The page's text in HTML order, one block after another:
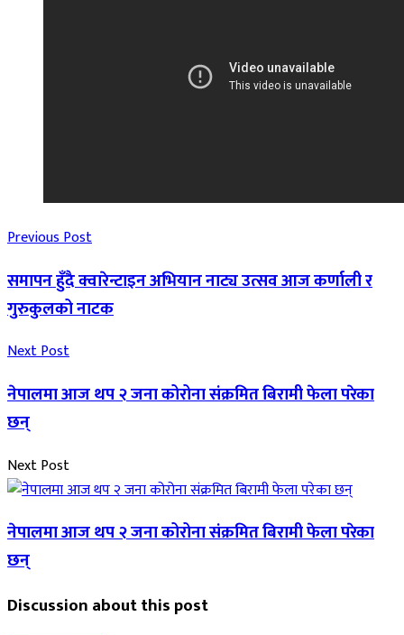
Previous Post
समापन हुँदै क्वारेन्टाइन अभियान नाट्य उत्सव आज कर्णाली र
गुरुकुलको नाटक
Next Post
नेपालमा आज थप २ जना कोरोना संक्रमित बिरामी फेला परेका
छन्
Next Post
नेपालमा आज थप २ जना कोरोना संक्रमित बिरामी फेला परेका
छन्
Discussion about this post